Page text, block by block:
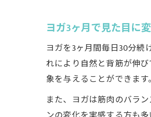
ヨガ3ヶ月で見た目に
ヨガを3ヶ月間毎日30分
れにより自然と背筋が伸
象を与えることができます。
また、ヨガは筋肉のバラ